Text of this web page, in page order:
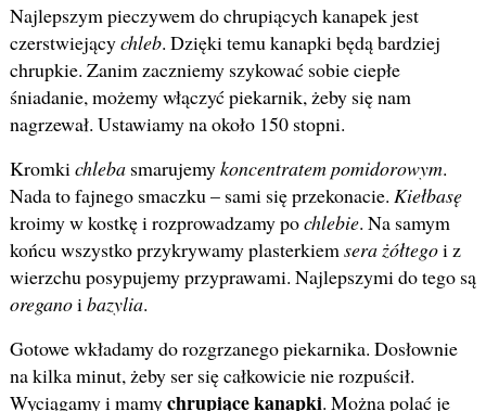
Najlepszym pieczywem do chrupiących kanapek jest
czerstwiejącychleb. Dzięki temu kanapki będą bardziej
chrupkie. Zanim zaczniemy szykować sobie ciepłe
śniadanie, możemy włączyć piekarnik, żeby się nam
nagrzewał. Ustawiamy na około 150 stopni.
Kromkichlebasmarujemykoncentratem pomidorowym.
Nada to fajnego smaczku – sami się przekonacie. Kiełbasę
kroimy w kostkę i rozprowadzamy pochlebie. Na samym
końcu wszystko przykrywamy plasterkiemsera żółtegoi z
wierzchu posypujemy przyprawami. Najlepszymi do tego są
oreganoibazylia.
Gotowe wkładamy do rozgrzanego piekarnika. Dosłownie
na kilka minut, żeby ser się całkowicie nie rozpuścił.
Wyciągamy i mamychrupiące kanapki. Można polać je